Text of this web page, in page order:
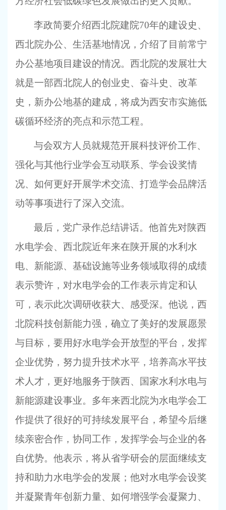
李政简要介绍西北院建院70年的建设史、
西北院办公、生活基地情况，介绍了目前常宁
办公基地项目建设的情况。西北院的发展壮大
就是一部西北院人的创业史、奋斗史、改革
史，新办公地基的建成，将成为西安市实施低
碳循环经济的亮点和示范工程。
与会双方人员就规范开展科技评价工作、
强化与其他行业学会互动联系、学会设奖情
况、如何更好开展学术交流、打造学会品牌活
动等事项进行了深入交流。
最后，党广录作总结讲话。他首先对陕西
水电学会、西北院近年来在陕开展的水利水
电、新能源、基础设施等业务领域取得的成绩
表示赞许，对水电学会的工作表示肯定和认
可，表示此次调研收获大、感受深。他说，西
北院科技创新能力强，确立了美好的发展愿景
与目标，要用好水电学会开放型的平台，发挥
企业优势，努力提升技术水平，培养高水平技
术人才，更好地服务于陕西、国家水利水电与
新能源建设事业。多年来西北院为水电学会工
作提供了很好的可持续发展平台，希望今后继
续亲密合作，协同工作，发挥学会与企业的各
自优势。他表示，将从省学研会的层面继续支
持和助力水电学会的发展；他对水电学会设奖
并凝聚青年创新力量、如何增强学会凝聚力、